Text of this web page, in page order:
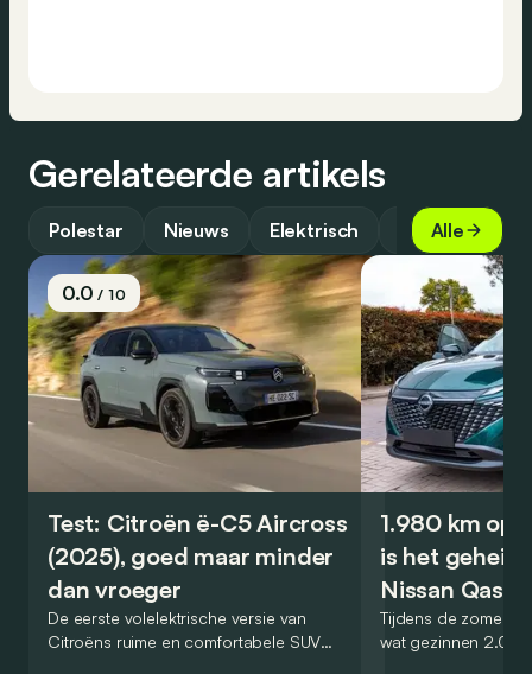
Gerelateerde artikels
Polestar Nieuws Elektrisch GidsAlle
0.0/ 10
Test: Citroën ë-C5 Aircross
(2025), goed maar minder
dan vroeger
De eerste volelektrische versie van
Citroëns ruime en comfortabele SUV
1.980 km op
is het
Nissan
Tijdens de
wat gezinnen